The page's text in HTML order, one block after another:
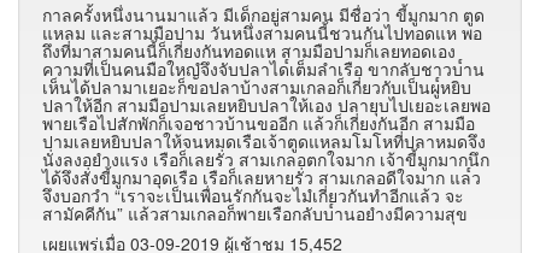
กาลครั้งหนึ่งนานมาแล้ว มีเด็กอยู่สามคน มีชื่อว่า ขี้มูกมาก ตูด
แหลม และสามมือปาม วันหนึ่งสามคนนี้ชวนกันไปทอดแห พอ
ถึงที่มาสามคนนี้ก็เกี่ยงกันทอดแห สามมือปามก็เลยทอดเอง
ความที่เป็นคนมือใหญํจึงจับปลาได๎เต็มลำเรือ ขากลับชาวบ๎าน
เห็นได้ปลามาเยอะก็ขอปลาบ้างสามเกลอก็เกี่ยวกับเป็นผู๎หยิบ
ปลาให้อีก สามมือปามเลยหยิบปลาให้เอง ปลายุบไปเยอะเลยพอ
พายเรือไปสักพักก็เจอชาวบ้านขออีก แล้วก็เกี่ยงกันอีก สามมือ
ปามเลยหยิบปลาให้จนหมดเรือเจ้าตูดแหลมโมโหที่ปลาหมดจึง
นั่งลงอยำงแรง เรือก็เลยรั่ว สามเกลอตกใจมาก เจ้าขี้มูกมากนึก
ได้จึงสั่งขี้มูกมาอุดเรือ เรือก็เลยหายรั่ว สามเกลอดีใจมาก แล๎ว
จึงบอกวำ “เราจะเป็นเพื่อนรักกันจะไมํเกี่ยวกันทำอีกแล้ว จะ
สามัคคีกัน” แล้วสามเกลอก็พายเรือกลับบ๎านอยำงมีความสุข
เผยแพร่เมื่อ 03-09-2019 ผู้เช้าชม 15,452